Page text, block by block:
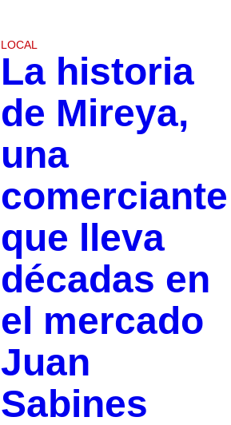
LOCAL
La historia
de Mireya,
una
comerciante
que lleva
décadas en
el mercado
Juan
Sabines